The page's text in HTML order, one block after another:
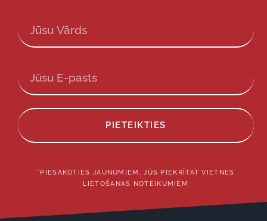
PIETEIKTIES
*PIESAKOTIES JAUNUMIEM, JŪS PIEKRĪTAT VIETNES
LIETOŠANAS NOTEIKUMIEM